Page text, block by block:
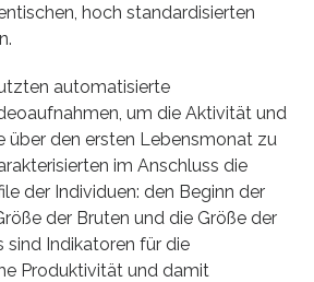
hoch standardisierten
automatisierte
um die Aktivität und
über den ersten Lebensmonat zu
im Anschluss die
der Individuen: den Beginn der
der Bruten und die Größe der
sind Indikatoren für die
Produktivität und damit